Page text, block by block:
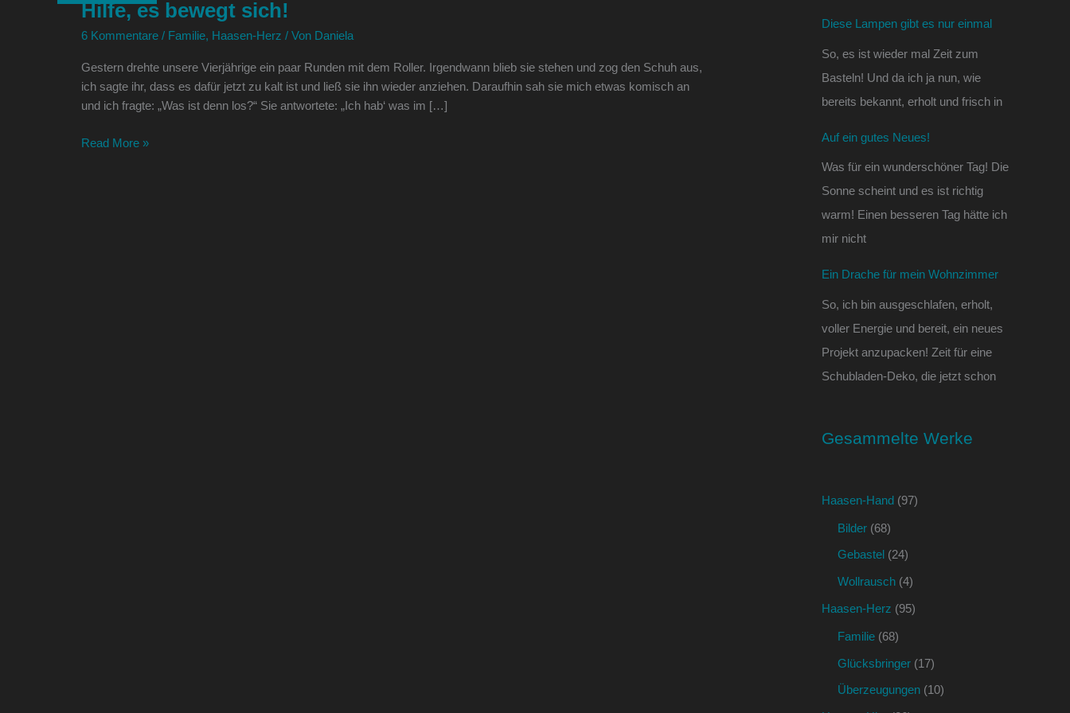
Hilfe, es bewegt sich!
6 Kommentare / Familie, Haasen-Herz / Von Daniela
Gestern drehte unsere Vierjährige ein paar Runden mit dem Roller. Irgendwann blieb sie stehen und zog den Schuh aus,
ich sagte ihr, dass es dafür jetzt zu kalt ist und ließ sie ihn wieder anziehen. Daraufhin sah sie mich etwas komisch an
und ich fragte: „Was ist denn los?“ Sie antwortete: „Ich hab‘ was im […]
bewegt
sich!
Read More »
Diese Lampen gibt es nur einmal
So, es ist wieder mal Zeit zum
Basteln! Und da ich ja nun, wie
bereits bekannt, erholt und frisch in
Auf ein gutes Neues!
Was für ein wunderschöner Tag! Die
Sonne scheint und es ist richtig
warm! Einen besseren Tag hätte ich
mir nicht
Ein Drache für mein Wohnzimmer
So, ich bin ausgeschlafen, erholt,
voller Energie und bereit, ein neues
Projekt anzupacken! Zeit für eine
Schubladen-Deko, die jetzt schon
Gesammelte Werke
Haasen-Hand (97)
Bilder (68)
Gebastel (24)
Wollrausch (4)
Haasen-Herz (95)
Familie (68)
Glücksbringer (17)
Überzeugungen (10)